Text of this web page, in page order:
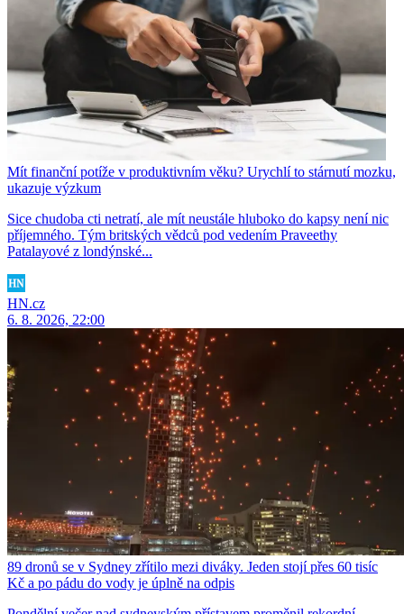
Mít finanční potíže v produktivním věku? Urychlí to stárnutí mozku,
ukazuje výzkum
Sice chudoba cti netratí, ale mít neustále hluboko do kapsy není nic
příjemného. Tým britských vědců pod vedením Praveethy
Patalayové z londýnské...
HN.cz
6. 8. 2026, 22:00
89 dronů se v Sydney zřítilo mezi diváky. Jeden stojí přes 60 tisíc
Kč a po pádu do vody je úplně na odpis